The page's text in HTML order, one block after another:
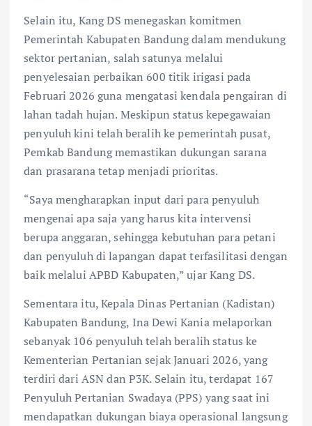
Selain itu, Kang DS menegaskan komitmen
Pemerintah Kabupaten Bandung dalam mendukung
sektor pertanian, salah satunya melalui
penyelesaian perbaikan 600 titik irigasi pada
Februari 2026 guna mengatasi kendala pengairan di
lahan tadah hujan. Meskipun status kepegawaian
penyuluh kini telah beralih ke pemerintah pusat,
Pemkab Bandung memastikan dukungan sarana
dan prasarana tetap menjadi prioritas.
“Saya mengharapkan input dari para penyuluh
mengenai apa saja yang harus kita intervensi
berupa anggaran, sehingga kebutuhan para petani
dan penyuluh di lapangan dapat terfasilitasi dengan
baik melalui APBD Kabupaten,” ujar Kang DS.
Sementara itu, Kepala Dinas Pertanian (Kadistan)
Kabupaten Bandung, Ina Dewi Kania melaporkan
sebanyak 106 penyuluh telah beralih status ke
Kementerian Pertanian sejak Januari 2026, yang
terdiri dari ASN dan P3K. Selain itu, terdapat 167
Penyuluh Pertanian Swadaya (PPS) yang saat ini
mendapatkan dukungan biaya operasional langsung